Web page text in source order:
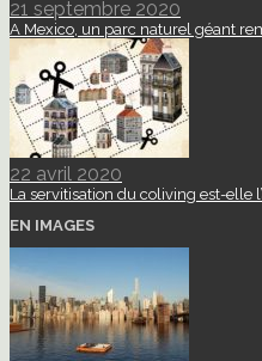
21 septembre 2020
A Mexico, un parc naturel géant
22 avril 2020
La servitisation du coliving est-elle
EN IMAGES